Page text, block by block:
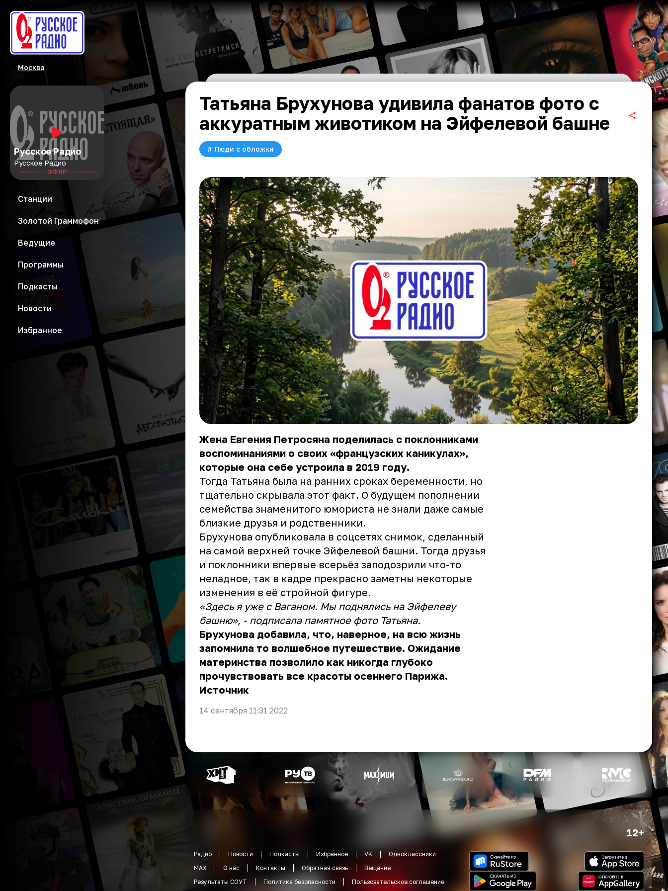
Москва
Русское Радио
Русское Радио
ЭФИР
Станции
Золотой Граммофон
Ведущие
Программы
Подкасты
Новости
Избранное
Татьяна Брухунова удивила фанатов фото с
аккуратным животиком на Эйфелевой башне
# Люди с обложки
Жена Евгения Петросяна поделилась с поклонниками
воспоминаниями о своих «французских каникулах»,
которые она себе устроила в 2019 году.
Тогда Татьяна была на ранних сроках беременности, но
тщательно скрывала этот факт. О будущем пополнении
семейства знаменитого юмориста не знали даже самые
близкие друзья и родственники.
Брухунова опубликовала в соцсетях снимок, сделанный
на самой верхней точке Эйфелевой башни. Тогда друзья
и поклонники впервые всерьёз заподозрили что-то
неладное, так в кадре прекрасно заметны некоторые
изменения в её стройной фигуре.
«Здесь я уже с Ваганом. Мы поднялись на Эйфелеву
башню», - подписала памятное фото Татьяна.
Брухунова добавила, что, наверное, на всю жизнь
запомнила то волшебное путешествие. Ожидание
материнства позволило как никогда глубоко
прочувствовать все красоты осеннего Парижа.
Источник
14 сентября 11:31 2022
12+
Радио Новости Подкасты Избранное VK
Одноклассники
MAX
О нас Контакты Обратная связь
Вещание
Результаты СОУТ
Политика безопасности Пользовательское соглашение